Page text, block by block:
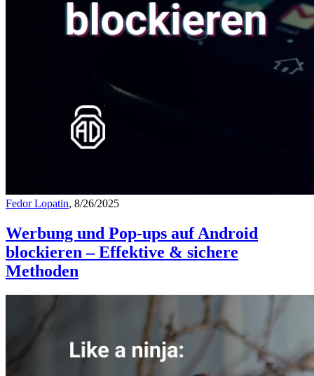
Fedor Lopatin, 8/26/2025
Werbung und Pop-ups auf Android
blockieren – Effektive & sichere
Methoden